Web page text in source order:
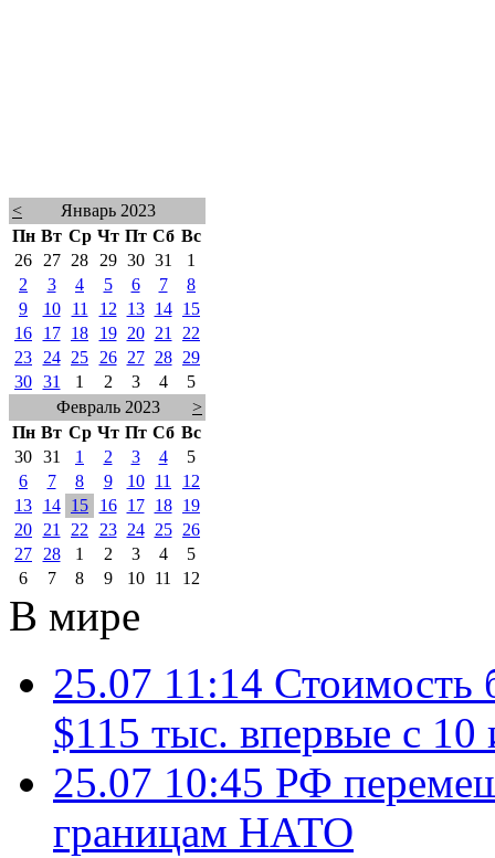
<
Январь 2023
Пн Вт Ср Чт Пт Сб Вс
26
27 28 29 30 31
1
2
3 4 5 6 7
8
9
10 11 12 13 14
15
16
17 18 19 20 21
22
23
24 25 26 27 28
29
30 31 1 2 3 4
5
Февраль 2023
>
Пн Вт Ср Чт Пт Сб Вс
30 31 1 2 3 4
5
6
7 8 9 10 11
12
13
14 15 16 17 18
19
20
21 22 23 24 25
26
27
28 1 2 3 4
5
6
7 8 9 10 11 12
В мире
25.07 11:14 Стоимость
$115 тыс. впервые с 10
25.07 10:45 РФ
границам НАТО